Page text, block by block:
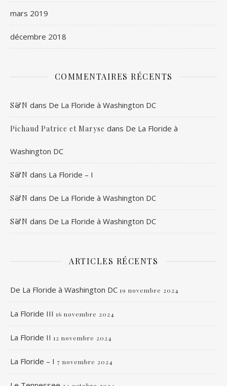
mars 2019
décembre 2018
COMMENTAIRES RÉCENTS
S&N dans De La Floride à Washington DC
Pichaud Patrice et Maryse dans De La Floride à
Washington DC
S&N dans La Floride – I
S&N dans De La Floride à Washington DC
S&N dans De La Floride à Washington DC
ARTICLES RÉCENTS
De La Floride à Washington DC 19 novembre 2024
La Floride III 16 novembre 2024
La Floride II 12 novembre 2024
La Floride – I 7 novembre 2024